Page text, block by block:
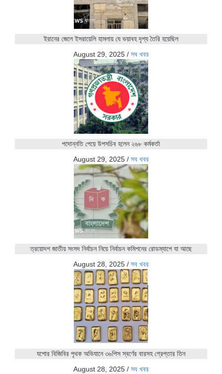
ইরানের জেলে ইসরায়েলি হামলায় যে ভয়াবহ দৃশ্য তৈরি হয়েছিল
August 29, 2025 / সব খবর
পদোন্নতি পেয়ে উপসচিব হলেন ২৬৮ কর্মকর্তা
August 29, 2025 / সব খবর
ত্রয়োদশ জাতীয় সংসদ নির্বাচন নিয়ে নির্বাচন কমিশনের রোডম্যাপে যা আছে
August 28, 2025 / সব খবর
যশোর বিজিবির পৃথক অভিযানে ৩৬পিস স্বর্ণের বারসহ গ্রেপ্তার তিন
August 28, 2025 / সব খবর